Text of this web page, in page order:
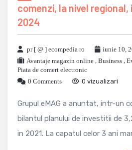
comenzi, la nivel regional,
2024
pr [ @ ] ecompedia ro
iunie 10,
Avantaje magazin online , Business ,
Piata de comert electronic
0 Comments
0 vizualizari
Grupul eMAG a anuntat, intr-un
bilantul planului de investitii de
in 2021. La capatul celor 3 ani